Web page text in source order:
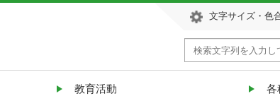
文字サイズ・色
教育活動 各